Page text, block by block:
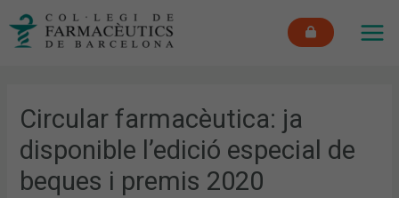
Circular farmacèutica: ja
disponible l’edició especial de
beques i premis 2020